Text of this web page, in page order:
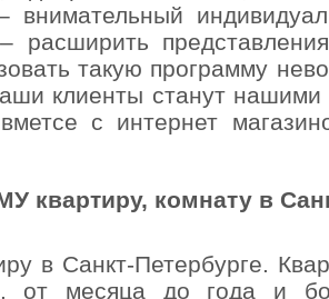
внимательный
расширить
такую программу
клиенты станут нашими
с интернет
квартиру, комнату в
в Санкт-Петербурге.
от месяца до года и